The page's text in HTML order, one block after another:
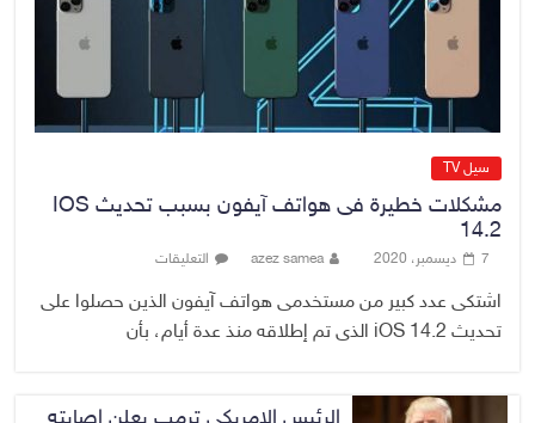
ضبطت بحوزتهم مستندات وأختام
مزورة
سيل TV
مشكلات خطيرة فى هواتف آيفون بسبب تحديث IOS
14.2
7 ديسمبر، 2020 azez samea التعليقات
اشتكى عدد كبير من مستخدمى هواتف آيفون الذين حصلوا على
تحديث iOS 14.2 الذى تم إطلاقه منذ عدة أيام، بأن